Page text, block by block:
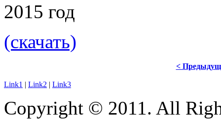
2015 год
(скачать)
<
Link1 | Link2 | Link3
Copyright © 2011. All